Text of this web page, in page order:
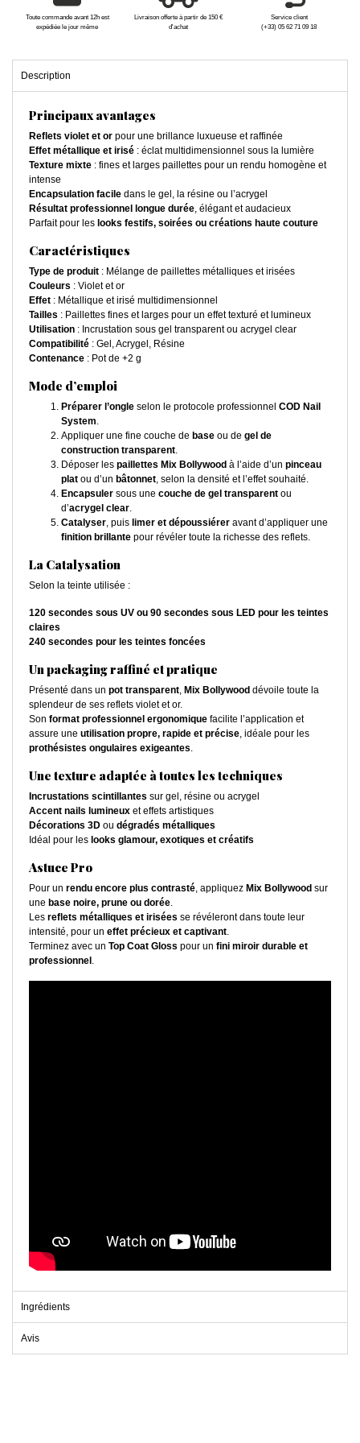
Toute commande avant 12h est
expédiée le jour même
Livraison offerte à partir de 150 €
d'achat
Service client
(+33) 05 62 71 09 18
Description
Principaux avantages
Reflets violet et or pour une brillance luxueuse et raffinée
Effet métallique et irisé : éclat multidimensionnel sous la lumière
Texture mixte : fines et larges paillettes pour un rendu homogène et
intense
Encapsulation facile dans le gel, la résine ou l’acrygel
Résultat professionnel longue durée, élégant et audacieux
Parfait pour les looks festifs, soirées ou créations haute couture
Caractéristiques
Type de produit : Mélange de paillettes métalliques et irisées
Couleurs : Violet et or
Effet : Métallique et irisé multidimensionnel
Tailles : Paillettes fines et larges pour un effet texturé et lumineux
Utilisation : Incrustation sous gel transparent ou acrygel clear
Compatibilité : Gel, Acrygel, Résine
Contenance : Pot de +2 g
Mode d’emploi
Préparer l’ongle selon le protocole professionnel COD Nail
System.
Appliquer une fine couche de base ou de gel de
construction transparent.
Déposer les paillettes Mix Bollywood à l’aide d’un pinceau
plat ou d’un bâtonnet, selon la densité et l’effet souhaité.
Encapsuler sous une couche de gel transparent ou
d’acrygel clear.
Catalyser, puis limer et dépoussiérer avant d’appliquer une
finition brillante pour révéler toute la richesse des reflets.
La Catalysation
Selon la teinte utilisée :
120 secondes sous UV ou 90 secondes sous LED pour les teintes
claires
240 secondes pour les teintes foncées
Un packaging raffiné et pratique
Présenté dans un pot transparent, Mix Bollywood dévoile toute la
splendeur de ses reflets violet et or.
Son format professionnel ergonomique facilite l’application et
assure une utilisation propre, rapide et précise, idéale pour les
prothésistes ongulaires exigeantes.
Une texture adaptée à toutes les techniques
Incrustations scintillantes sur gel, résine ou acrygel
Accent nails lumineux et effets artistiques
Décorations 3D ou dégradés métalliques
Idéal pour les looks glamour, exotiques et créatifs
Astuce Pro
Pour un rendu encore plus contrasté, appliquez Mix Bollywood sur
une base noire, prune ou dorée.
Les reflets métalliques et irisées se révéleront dans toute leur
intensité, pour un effet précieux et captivant.
Terminez avec un Top Coat Gloss pour un fini miroir durable et
professionnel.
Ingrédients
Avis